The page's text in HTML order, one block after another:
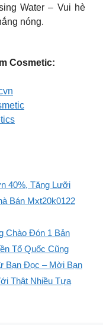
Water – Vui hè
nóng.
Cosmetic:
40%, Tặng Lưỡi
Bán Mxt20k0122
Chào Đón 1 Bản
Tổ Quốc Cũng
Bạn Đọc – Mời Bạn
Thật Nhiều Tựa